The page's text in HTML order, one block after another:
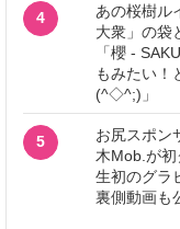
4
あの桜樹ル
大衆」の袋
「櫻 -
もみたい！
(^◇^;)」
5
お尻スポン
木Mob.が
生初のグラ
裏側動画も